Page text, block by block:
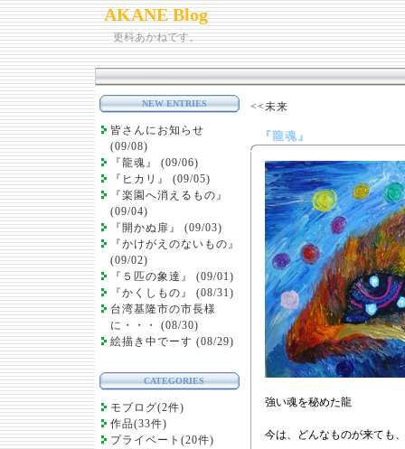
AKANE Blog
更科あかねです。
NEW ENTRIES
皆さんにお知らせ
(09/08)
『龍魂』 (09/06)
『ヒカリ』 (09/05)
『楽園へ消えるもの』
(09/04)
『開かぬ扉』 (09/03)
『かけがえのないもの』
(09/02)
『５匹の象達』 (09/01)
『かくしもの』 (08/31)
台湾基隆市の市長様
に・・・ (08/30)
絵描き中でーす (08/29)
CATEGORIES
モブログ(2件)
作品(33件)
プライベート(20件)
<<未来
『龍魂』
強い魂を秘めた龍
今は、どんなものが来ても